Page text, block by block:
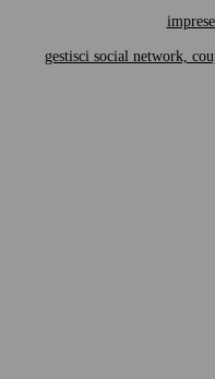
gestisci social network,